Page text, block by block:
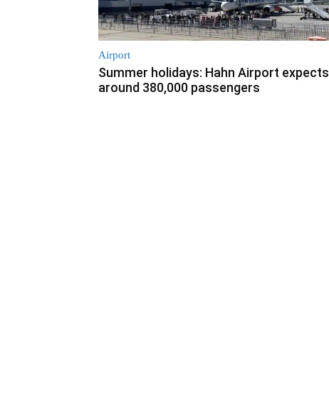
Airport
Summer holidays: Hahn Airport expects
around 380,000 passengers